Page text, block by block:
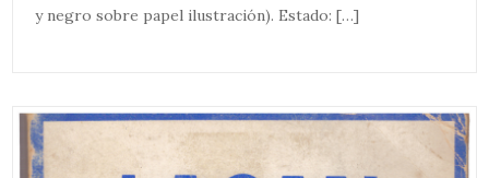
y negro sobre papel ilustración). Estado: […]